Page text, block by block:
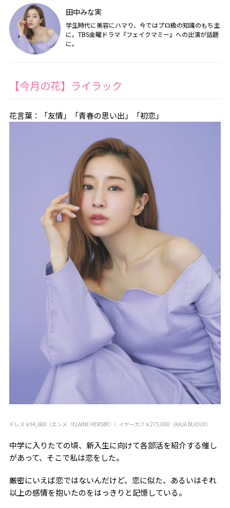
田中みな実
学生時代に美容にハマり、今ではプロ級の知識のもち主
に。TBS金曜ドラマ『フェイクマミー』への出演が話題
に。
【今月の花】ライラック
花言葉：「友情」「青春の思い出」「初恋」
ドレス￥94,600（エンメ〈ELAINE HERSBY〉）イヤーカフ￥275,000（KAJA BIJOUX）
中学に入りたての頃、新入生に向けて各部活を紹介する催し
があって、そこで私は恋をした。
厳密にいえば恋ではないんだけど、恋に似た、あるいはそれ
以上の感情を抱いたのをはっきりと記憶している。